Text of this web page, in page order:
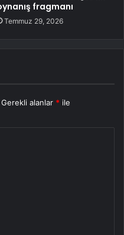
fragmanı
Temmuz 29, 2026
Gerekli alanlar * ile